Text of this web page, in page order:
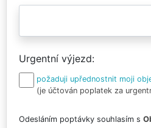
Urgentní výjezd
požaduji upřednostnit moji
(je účtován poplatek za
Odesláním poptávky souhlasím s